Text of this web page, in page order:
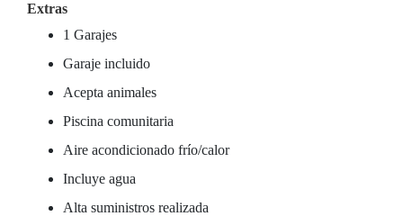
Extras
1 Garajes
Garaje incluido
Acepta animales
Piscina comunitaria
Aire acondicionado frío/calor
Incluye agua
Alta suministros realizada